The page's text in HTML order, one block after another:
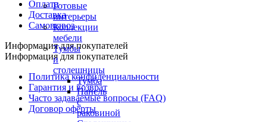
Готовые
интерьеры
Коллекции
мебели
Тумбы
и
столешницы
Тумба
Панель
с
раковиной
Оплата
Доставка
Самовывоз
Информация для покупателей
Информация для покупателей
Политика конфиденциальности
Гарантия и возврат
Часто задаваемые вопросы (FAQ)
Договор оферты